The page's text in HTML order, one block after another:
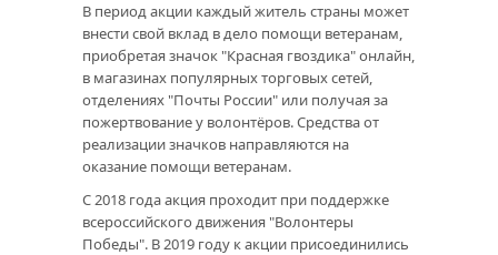
В период акции каждый житель страны может
внести свой вклад в дело помощи ветеранам,
приобретая значок "Красная гвоздика" онлайн,
в магазинах популярных торговых сетей,
отделениях "Почты России" или получая за
пожертвование у волонтёров. Средства от
реализации значков направляются на
оказание помощи ветеранам.
С 2018 года акция проходит при поддержке
всероссийского движения "Волонтеры
Победы". В 2019 году к акции присоединились